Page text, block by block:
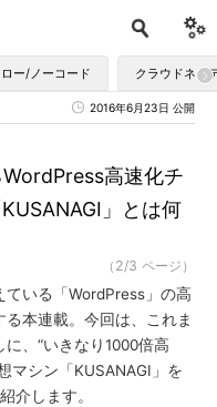
ロー/ノーコード クラウドネイ
2016年6月23日 公開
高速化チ
」とは何
（2/3 ページ）
いる「WordPress」の高
本連載。今回は、これま
、“いきなり1000倍高
マシン「KUSANAGI」を
介します。